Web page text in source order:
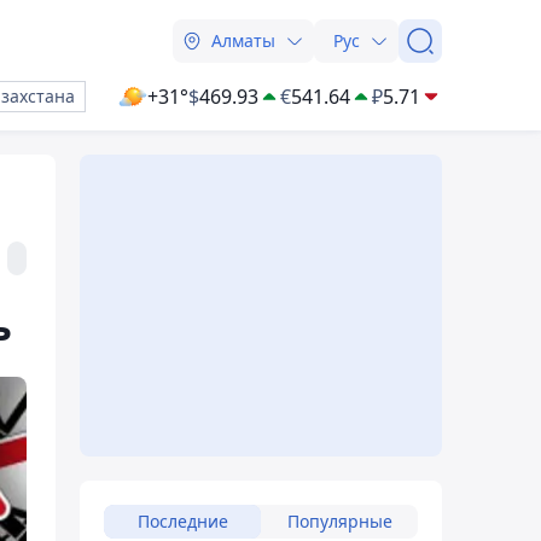
Алматы Рус
+31°$469.93 €541.64 ₽5.71
Последние Популярные